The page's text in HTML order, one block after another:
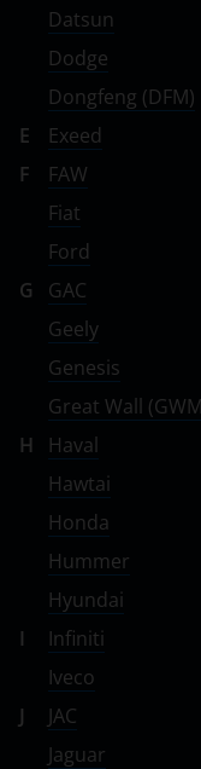
Datsun
Dodge
Dongfeng (DFM)
E
Exeed
F
FAW
Fiat
Ford
G
GAC
Geely
Genesis
Great Wall
H
Haval
Hawtai
Honda
Hummer
Hyundai
I
Infiniti
Iveco
J
JAC
Jaguar